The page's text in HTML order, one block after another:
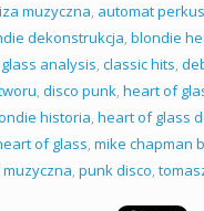
muzyczna, automat
dekonstrukcja, blondie
analysis, classic hits,
, disco punk, heart of
historia, heart of glass
of glass, mike chapman
, punk disco,